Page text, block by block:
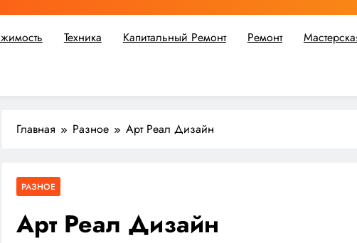
ремонт или крупное строительство, в Мастерской Советов вы
Техника Капитальный Ремонт Ремонт
Главная Разное Арт Реал Дизайн
РАЗНОЕ
Арт Реал Дизайн